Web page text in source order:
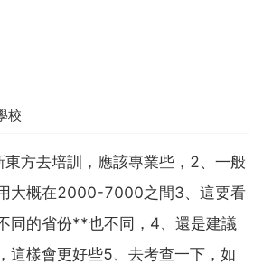
校
方去培訓，應該專業些，2、一般
大概在2000-7000之間3、這要看
同的省份**也不同，4、還是建議
這樣會更好些5、去考查一下，如